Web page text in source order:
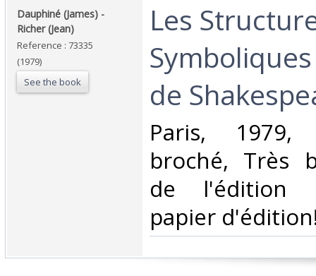
‎Dauphiné (James) -
Richer (Jean)‎
Reference : 73335
(1979)
See the book
‎Les
de
‎Paris, 1979,
broché, Très
de l'édition
papier